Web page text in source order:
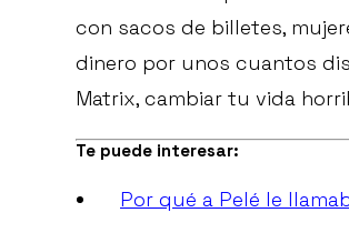
con sacos de billetes,
dinero por unos cuantos
Matrix, cambiar tu vida
Te puede interesar:
Por qué a Pelé le